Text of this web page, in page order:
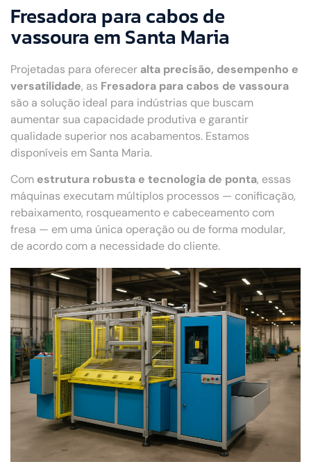
Fresadora para cabos de
vassoura em Santa Maria
Projetadas para oferecer alta precisão, desempenho e
versatilidade, as Fresadora para cabos de vassoura
são a solução ideal para indústrias que buscam
aumentar sua capacidade produtiva e garantir
qualidade superior nos acabamentos. Estamos
disponíveis em Santa Maria.
Com estrutura robusta e tecnologia de ponta, essas
máquinas executam múltiplos processos — conificação,
rebaixamento, rosqueamento e cabeceamento com
fresa — em uma única operação ou de forma modular,
de acordo com a necessidade do cliente.